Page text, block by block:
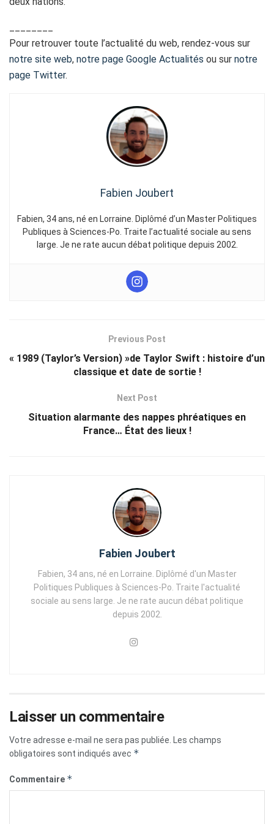
Pour retrouver toute l’actualité du web, rendez-vous sur
notre site web, notre page Google Actualités ou sur notre
page Twitter.
Fabien Joubert
Fabien, 34 ans, né en Lorraine. Diplômé d’un Master Politiques
Publiques à Sciences-Po. Traite l’actualité sociale au sens
large. Je ne rate aucun débat politique depuis 2002.
Previous Post
« 1989 (Taylor’s Version) »de Taylor Swift : histoire d’un
classique et date de sortie !
Next Post
Situation alarmante des nappes phréatiques en
France… État des lieux !
Fabien Joubert
Fabien, 34 ans, né en Lorraine. Diplômé d'un Master
Politiques Publiques à Sciences-Po. Traite l'actualité
sociale au sens large. Je ne rate aucun débat politique
depuis 2002.
Laisser un commentaire
Votre adresse e-mail ne sera pas publiée.
Les champs
obligatoires sont indiqués avec *
Commentaire *